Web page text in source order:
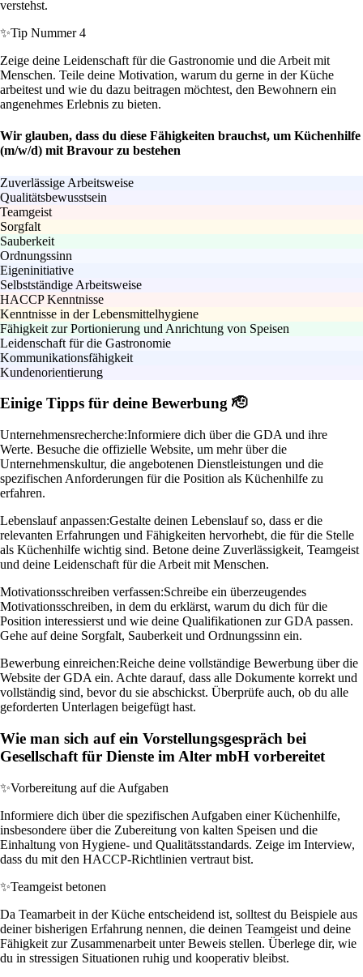
verstehst.
✨Tip Nummer 4
Zeige deine Leidenschaft für die Gastronomie und die Arbeit mit
Menschen. Teile deine Motivation, warum du gerne in der Küche
arbeitest und wie du dazu beitragen möchtest, den Bewohnern ein
angenehmes Erlebnis zu bieten.
Wir glauben, dass du diese Fähigkeiten brauchst, um Küchenhilfe
(m/w/d) mit Bravour zu bestehen
Zuverlässige Arbeitsweise
Qualitätsbewusstsein
Teamgeist
Sorgfalt
Sauberkeit
Ordnungssinn
Eigeninitiative
Selbstständige Arbeitsweise
HACCP Kenntnisse
Kenntnisse in der Lebensmittelhygiene
Fähigkeit zur Portionierung und Anrichtung von Speisen
Leidenschaft für die Gastronomie
Kommunikationsfähigkeit
Kundenorientierung
Einige Tipps für deine Bewerbung 🫡
Unternehmensrecherche:Informiere dich über die GDA und ihre
Werte. Besuche die offizielle Website, um mehr über die
Unternehmenskultur, die angebotenen Dienstleistungen und die
spezifischen Anforderungen für die Position als Küchenhilfe zu
erfahren.
Lebenslauf anpassen:Gestalte deinen Lebenslauf so, dass er die
relevanten Erfahrungen und Fähigkeiten hervorhebt, die für die Stelle
als Küchenhilfe wichtig sind. Betone deine Zuverlässigkeit, Teamgeist
und deine Leidenschaft für die Arbeit mit Menschen.
Motivationsschreiben verfassen:Schreibe ein überzeugendes
Motivationsschreiben, in dem du erklärst, warum du dich für die
Position interessierst und wie deine Qualifikationen zur GDA passen.
Gehe auf deine Sorgfalt, Sauberkeit und Ordnungssinn ein.
Bewerbung einreichen:Reiche deine vollständige Bewerbung über die
Website der GDA ein. Achte darauf, dass alle Dokumente korrekt und
vollständig sind, bevor du sie abschickst. Überprüfe auch, ob du alle
geforderten Unterlagen beigefügt hast.
Wie man sich auf ein Vorstellungsgespräch bei
Gesellschaft für Dienste im Alter mbH vorbereitet
✨Vorbereitung auf die Aufgaben
Informiere dich über die spezifischen Aufgaben einer Küchenhilfe,
insbesondere über die Zubereitung von kalten Speisen und die
Einhaltung von Hygiene- und Qualitätsstandards. Zeige im Interview,
dass du mit den HACCP-Richtlinien vertraut bist.
✨Teamgeist betonen
Da Teamarbeit in der Küche entscheidend ist, solltest du Beispiele aus
deiner bisherigen Erfahrung nennen, die deinen Teamgeist und deine
Fähigkeit zur Zusammenarbeit unter Beweis stellen. Überlege dir, wie
du in stressigen Situationen ruhig und kooperativ bleibst.